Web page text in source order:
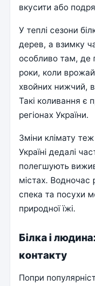
вкусити або
У теплі сезони
дерев, а взимку
особливо там, де
роки, коли врожай
хвойних нижчий,
Такі коливання є
регіонах України.
Зміни клімату
Україні дедалі
полегшують
містах. Водночас
спека та посухи
природної їжі.
Білка і
контакту
Попри